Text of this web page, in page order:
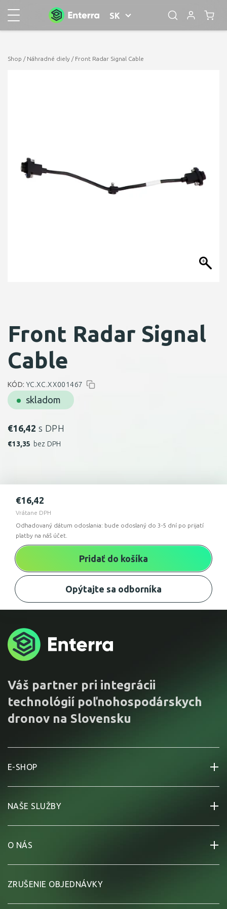
SK
Shop / Náhradné diely / Front Radar Signal Cable
Front Radar Signal
Cable
skladom
KÓD: YC.XC.XX001467
€16,42 s DPH
€13,35 bez DPH
Odhadovaný dátum odoslania: bude odoslaný do 3-5 dní po prijatí
platby na náš účet.
€16,42
Vrátane DPH
Pridať do košíka
Opýtajte sa odborníka
Váš partner pri integrácii
technológií poľnohospodárskych
dronov na Slovensku
E-SHOP
NAŠE SLUŽBY
O NÁS
ZRUŠENIE OBJEDNÁVKY